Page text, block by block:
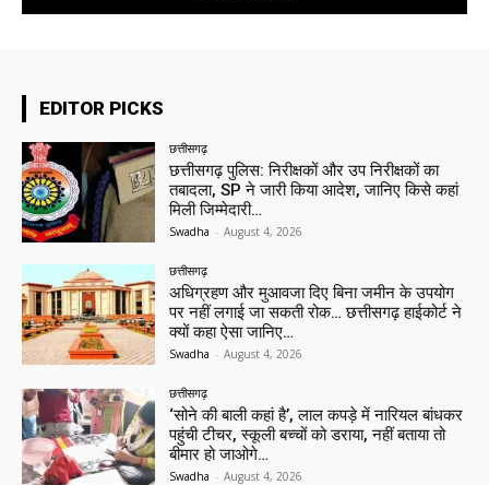
EDITOR PICKS
छत्तीसगढ़
छत्तीसगढ़ पुलिस: निरीक्षकों और उप निरीक्षकों का
तबादला, SP ने जारी किया आदेश, जानिए किसे कहां
मिली जिम्मेदारी…
Swadha - August 4, 2026
छत्तीसगढ़
अधिग्रहण और मुआवजा दिए बिना जमीन के उपयोग
पर नहीं लगाई जा सकती रोक… छत्तीसगढ़ हाईकोर्ट ने
क्यों कहा ऐसा जानिए…
Swadha - August 4, 2026
छत्तीसगढ़
‘सोने की बाली कहां है’, लाल कपड़े में नारियल बांधकर
पहुंची टीचर, स्कूली बच्चों को डराया, नहीं बताया तो
बीमार हो जाओगे…
Swadha - August 4, 2026